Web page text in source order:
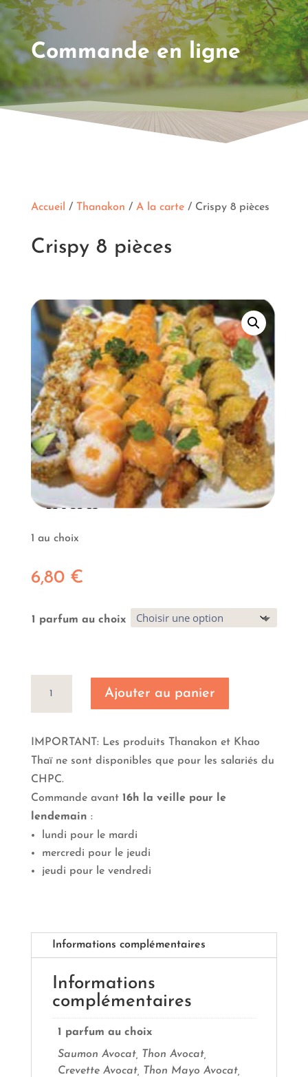
Commande en ligne
Accueil / Thanakon / A la carte/ Crispy 8 pièces
Crispy 8 pièces
1 au choix
6,80 €
1 parfum au choix
8
pièces
Ajouter au panier
IMPORTANT: Les produits Thanakon et Khao
Thaï ne sont disponibles que pour les salariés du
CHPC.
Commande avant 16h la veille pour le
lendemain :
lundi pour le mardi
mercredi pour le jeudi
jeudi pour le vendredi
Informations complémentaires
Informations
complémentaires
1 parfum au choix
Saumon Avocat, Thon Avocat,
Crevette Avocat, Thon Mayo Avocat,